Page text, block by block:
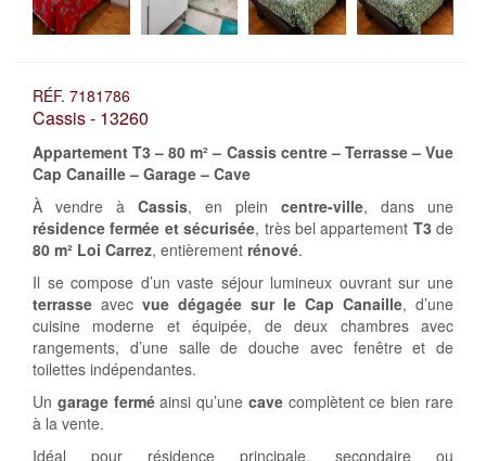
RÉF. 7181786
Cassis - 13260
Appartement T3 – 80 m² – Cassis centre – Terrasse – Vue
Cap Canaille – Garage – Cave
À vendre à Cassis, en plein centre-ville, dans une
résidence fermée et sécurisée, très bel appartement T3 de
80 m² Loi Carrez, entièrement rénové.
Il se compose d’un vaste séjour lumineux ouvrant sur une
terrasse avec vue dégagée sur le Cap Canaille, d’une
cuisine moderne et équipée, de deux chambres avec
rangements, d’une salle de douche avec fenêtre et de
toilettes indépendantes.
Un garage ferméainsi qu’une cavecomplètent ce bien rare
à la vente.
Idéal pour résidence principale, secondaire ou